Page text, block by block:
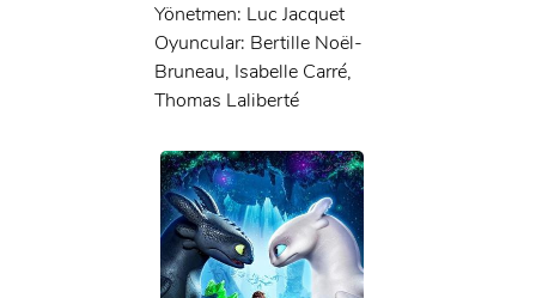
Yönetmen: Luc Jacquet
Oyuncular: Bertille Noël-
Bruneau, Isabelle Carré,
Thomas Laliberté